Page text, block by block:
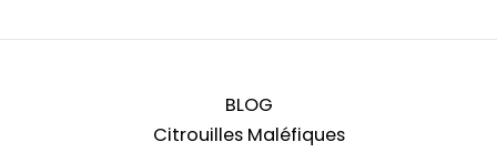
BLOG
Citrouilles Maléfiques